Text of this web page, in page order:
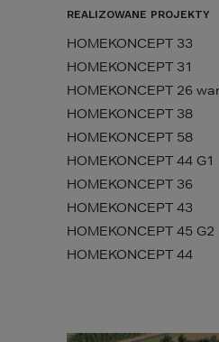
REALIZOWANE PROJEKTY
HOMEKONCEPT 33
HOMEKONCEPT 31
HOMEKONCEPT 26
HOMEKONCEPT 38
HOMEKONCEPT 58
HOMEKONCEPT 44 G1
HOMEKONCEPT 36
HOMEKONCEPT 43
HOMEKONCEPT 45 G2
HOMEKONCEPT 44